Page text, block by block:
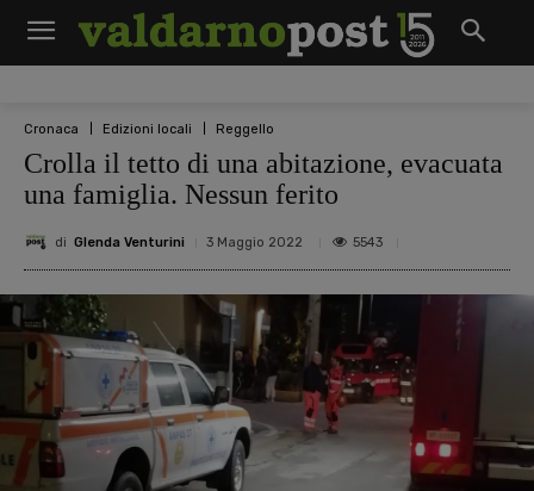
Cronaca Edizioni locali Reggello
Crolla il tetto di una abitazione, evacuata
una famiglia. Nessun ferito
di Glenda Venturini 3 Maggio 2022 5543